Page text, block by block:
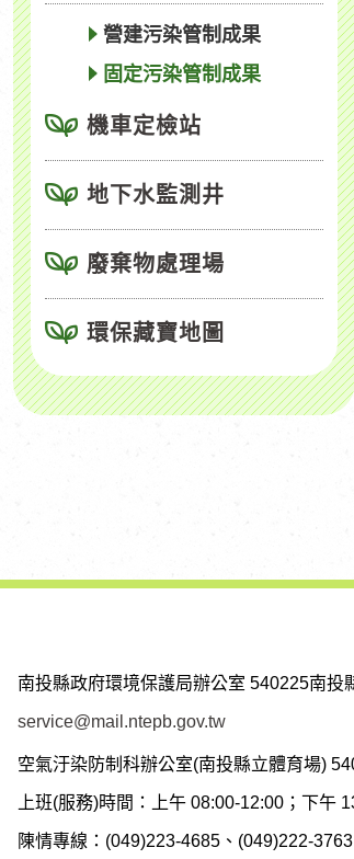
營建污染管制成果
固定污染管制成果
機車定檢站
地下水監測井
廢棄物處理場
環保藏寶地圖
南投縣政府環境保護局辦公室 540225南投
service@mail.ntepb.gov.tw
空氣汙染防制科辦公室(南投縣立體育場)
上班(服務)時間：上午 08:00-12:00；下午
陳情專線：(049)223-4685、(049)222-3763